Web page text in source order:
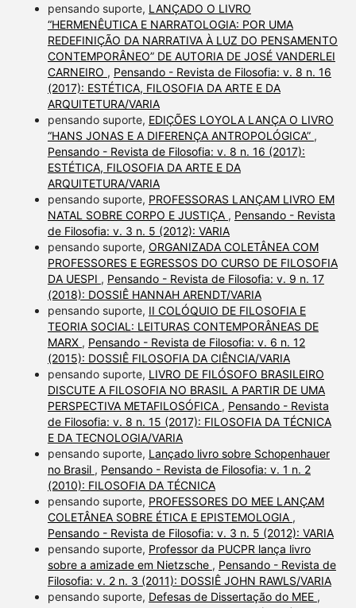
pensando suporte, LANÇADO O LIVRO
“HERMENÊUTICA E NARRATOLOGIA: POR UMA
REDEFINIÇÃO DA NARRATIVA À LUZ DO PENSAMENTO
CONTEMPORÂNEO” DE AUTORIA DE JOSÉ VANDERLEI
CARNEIRO , Pensando - Revista de Filosofia: v. 8 n. 16
(2017): ESTÉTICA, FILOSOFIA DA ARTE E DA
ARQUITETURA/VARIA
pensando suporte, EDIÇÕES LOYOLA LANÇA O LIVRO
“HANS JONAS E A DIFERENÇA ANTROPOLÓGICA” ,
Pensando - Revista de Filosofia: v. 8 n. 16 (2017):
ESTÉTICA, FILOSOFIA DA ARTE E DA
ARQUITETURA/VARIA
pensando suporte, PROFESSORAS LANÇAM LIVRO EM
NATAL SOBRE CORPO E JUSTIÇA , Pensando - Revista
de Filosofia: v. 3 n. 5 (2012): VARIA
pensando suporte, ORGANIZADA COLETÂNEA COM
PROFESSORES E EGRESSOS DO CURSO DE FILOSOFIA
DA UESPI , Pensando - Revista de Filosofia: v. 9 n. 17
(2018): DOSSIÊ HANNAH ARENDT/VARIA
pensando suporte, II COLÓQUIO DE FILOSOFIA E
TEORIA SOCIAL: LEITURAS CONTEMPORÂNEAS DE
MARX , Pensando - Revista de Filosofia: v. 6 n. 12
(2015): DOSSIÊ FILOSOFIA DA CIÊNCIA/VARIA
pensando suporte, LIVRO DE FILÓSOFO BRASILEIRO
DISCUTE A FILOSOFIA NO BRASIL A PARTIR DE UMA
PERSPECTIVA METAFILOSÓFICA , Pensando - Revista
de Filosofia: v. 8 n. 15 (2017): FILOSOFIA DA TÉCNICA
E DA TECNOLOGIA/VARIA
pensando suporte, Lançado livro sobre Schopenhauer
no Brasil , Pensando - Revista de Filosofia: v. 1 n. 2
(2010): FILOSOFIA DA TÉCNICA
pensando suporte, PROFESSORES DO MEE LANÇAM
COLETÂNEA SOBRE ÉTICA E EPISTEMOLOGIA ,
Pensando - Revista de Filosofia: v. 3 n. 5 (2012): VARIA
pensando suporte, Professor da PUCPR lança livro
sobre a amizade em Nietzsche , Pensando - Revista de
Filosofia: v. 2 n. 3 (2011): DOSSIÊ JOHN RAWLS/VARIA
pensando suporte, Defesas de Dissertação do MEE ,